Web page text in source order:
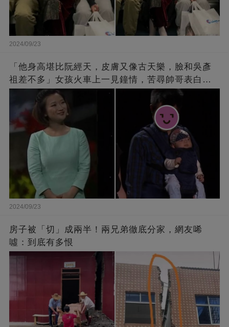
2024/09/23
「他身高堪比阮經天，皮膚又像古天樂，臉和吳彥
祖差不多」女孩火車上一見鐘情，苦尋帥哥表白，
最后卻尷尬不已
2024/09/23
房子被「切」成兩半！兩兄弟徹底分家，網友唏
噓：到底有多恨